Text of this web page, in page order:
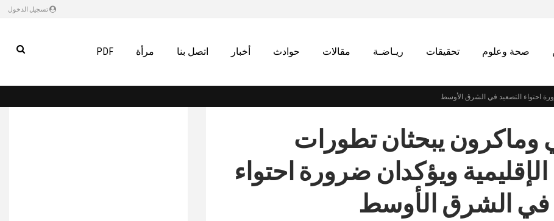
تسجيل الدخول
صحة وعلوم تحقيقات ريـاضـة مقالات حوادث أخبار اتصل بنا مرأة PDF
احتواء التصعيد في الشرق الأوسط
يبحثان تطورات
ويؤكدان ضرورة احتواء
في الشرق الأوسط